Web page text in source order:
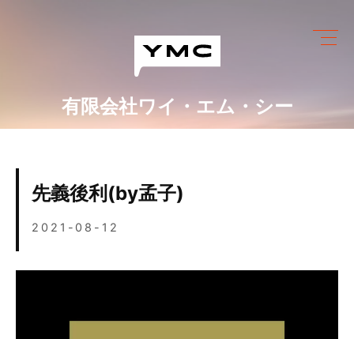
有限会社ワイ・エム・シー
ワイ・エム・シーにできること
会社情報
営業カレンダー
ブログ
先義後利(by孟子)
2021-08-12